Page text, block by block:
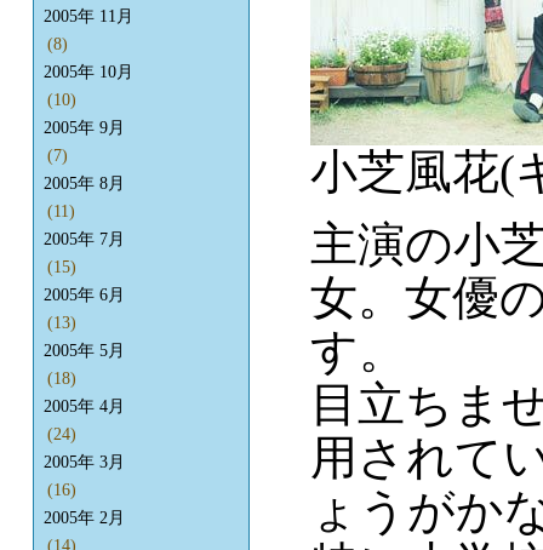
小芝風花(
主演の小
女。女優
す。
目立ちま
用されて
ょうがか
2005年 11月
(8)
2005年 10月
(10)
2005年 9月
(7)
2005年 8月
(11)
2005年 7月
(15)
2005年 6月
(13)
2005年 5月
(18)
2005年 4月
(24)
2005年 3月
(16)
2005年 2月
(14)